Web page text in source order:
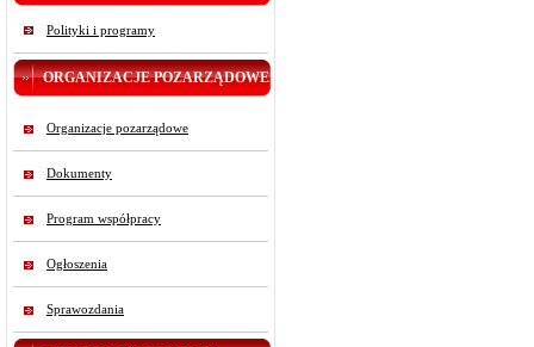
Polityki i programy
ORGANIZACJE POZARZĄDOWE
Organizacje pozarządowe
Dokumenty
Program współpracy
Ogłoszenia
Sprawozdania